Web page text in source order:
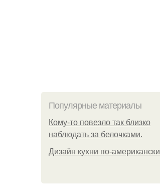
Популярные материалы
Кому-то повезло так близко
наблюдать за белочками.
Дизайн кухни по-американски